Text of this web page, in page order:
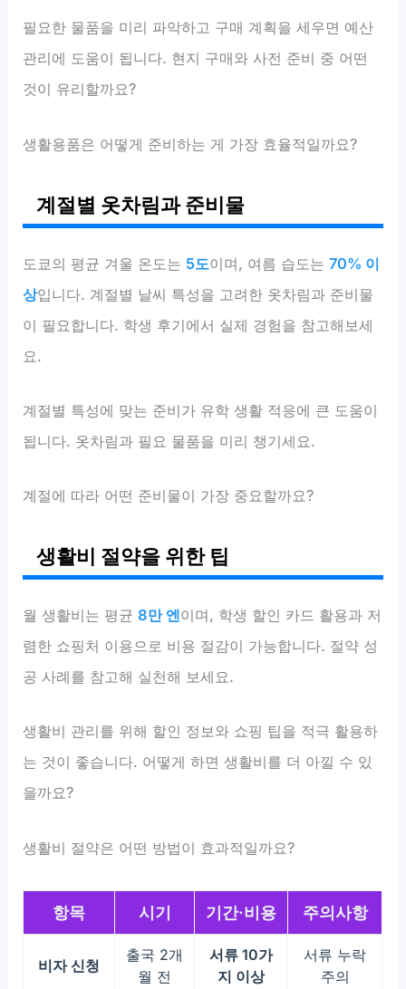
필요한 물품을 미리 파악하고 구매 계획을 세우면 예산
관리에 도움이 됩니다. 현지 구매와 사전 준비 중 어떤
것이 유리할까요?
생활용품은 어떻게 준비하는 게 가장 효율적일까요?
계절별 옷차림과 준비물
도쿄의 평균 겨울 온도는 5도이며, 여름 습도는70% 이
상입니다. 계절별 날씨 특성을 고려한 옷차림과 준비물
이 필요합니다. 학생 후기에서 실제 경험을 참고해보세
요.
계절별 특성에 맞는 준비가 유학 생활 적응에 큰 도움이
됩니다. 옷차림과 필요 물품을 미리 챙기세요.
계절에 따라 어떤 준비물이 가장 중요할까요?
생활비 절약을 위한 팁
월 생활비는 평균8만 엔이며, 학생 할인 카드 활용과 저
렴한 쇼핑처 이용으로 비용 절감이 가능합니다. 절약 성
공 사례를 참고해 실천해 보세요.
생활비 관리를 위해 할인 정보와 쇼핑 팁을 적극 활용하
는 것이 좋습니다. 어떻게 하면 생활비를 더 아낄 수 있
을까요?
생활비 절약은 어떤 방법이 효과적일까요?
항목 시기 기간·비용 주의사항
비자 신청
출국 2개
월 전
서류 10가
지 이상
서류 누락
주의